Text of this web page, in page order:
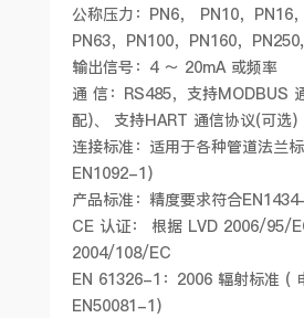
公称压力：PN6， PN10，PN16
PN63，PN100，PN160，
输出信号：4 ～ 20mA 或频率
通 信：RS485，支持MODBUS
配)、 支持HART 通信协议(可选)
连接标准：适用于各种管道法兰
EN1092-1)
产品标准：精度要求符合
CE 认证： 根据 LVD 2006/95/
2004/108/EC
EN 61326-1：2006 辐射标准 (
EN50081-1)